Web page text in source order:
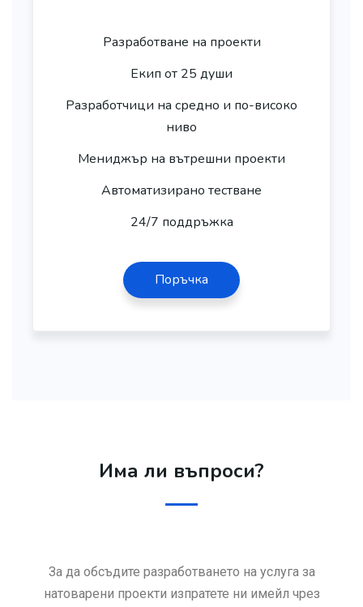
Разработване на проекти
Екип от 25 души
Разработчици на средно и по-високо
ниво
Мениджър на вътрешни проекти
Автоматизирано тестване
24/7 поддръжка
Поръчка
Има ли въпроси?
За да обсъдите разработването на услуга за
натоварени проекти изпратете ни имейл чрез